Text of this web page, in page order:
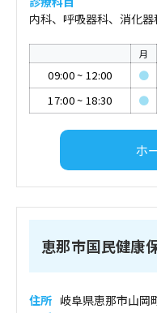
内科、呼吸器科、消化
月
09:00~ 12:00 ●
17:00~ 18:30 ●
ホ
恵那市国民健康
住所 岐阜県恵那市山岡